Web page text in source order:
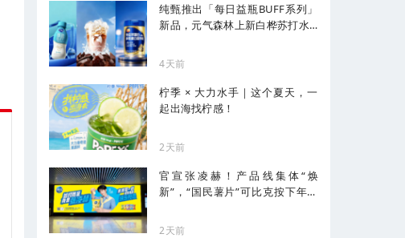
纯甄推出「每日益瓶BUFF系列」
新品，元气森林上新白桦苏打水...
4天前
柠季 × 大力水手｜这个夏天，一
起出海找柠感！
2天前
官宣张凌赫！产品线集体“焕
新”，“国民薯片”可比克按下年轻
2天前